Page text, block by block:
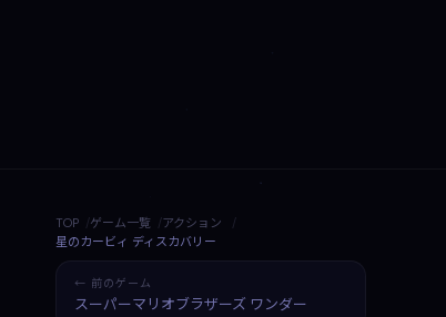
TOP ゲーム一覧
アクション
星のカービィ ディスカバリー
← 前のゲーム
スーパーマリオブラザーズ ワンダー